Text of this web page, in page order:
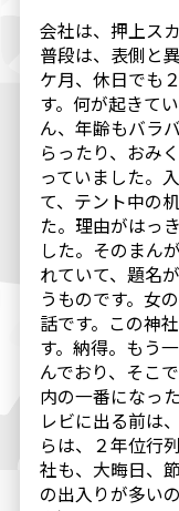
会社は、押上ス
普段は、表側と
ケ月、休日でも
す。何が起きて
ん、年齢もバラ
らったり、おみ
っていました。
て、テント中の
た。理由がはっ
した。そのまん
れていて、題名
うものです。女
話です。この神
す。納得。もう
んでおり、そこ
内の一番になっ
レビに出る前は
らは、２年位行
社も、大晦日、
の出入りが多い